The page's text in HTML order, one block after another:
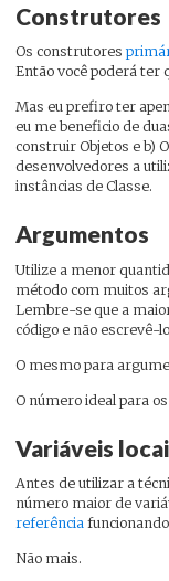
Construtores
Os construtores
Então você poderá ter
Mas eu prefiro ter
eu me beneficio de
construir Objetos e b)
desenvolvedores a
instâncias de Classe.
Argumentos
Utilize a menor
método com muitos
Lembre-se que a
código e não escrevê-
O mesmo para
O número ideal para
Variáveis
Antes de utilizar a
número maior de
referência
Não mais.